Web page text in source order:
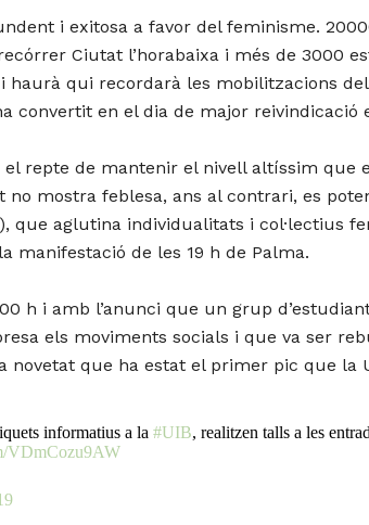
i exitosa a favor del feminisme.
Ciutat l’horabaixa i més de 3000
qui recordarà les mobilitzacions
convertit en el dia de major
repte de mantenir el nivell altíssim que
mostra feblesa, ans al contrari, es
que aglutina individualitats i col·lectius
manifestació de les 19 h de Palma.
h i amb l’anunci que un grup
els moviments socials i que va ser
novetat que ha estat el primer pic que
informatius a la#UIB, realitzen talls a les
VDmCozu9AW